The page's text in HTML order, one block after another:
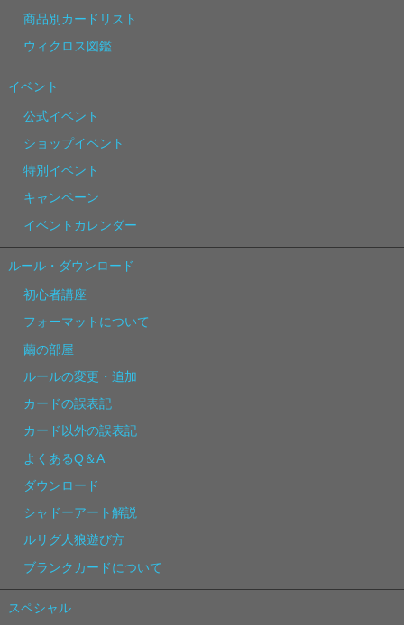
商品別カードリスト
ウィクロス図鑑
イベント
公式イベント
ショップイベント
特別イベント
キャンペーン
イベントカレンダー
ルール・ダウンロード
初心者講座
フォーマットについて
繭の部屋
ルールの変更・追加
カードの誤表記
カード以外の誤表記
よくあるQ＆A
ダウンロード
シャドーアート解説
ルリグ人狼遊び方
ブランクカードについて
スペシャル